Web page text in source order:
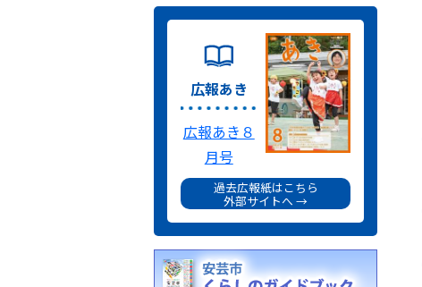
広報あき
広報あき８
月号
過去広報紙はこちら
外部サイトへ →